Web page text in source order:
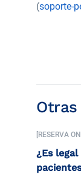
(soporte-
[RESERVA
¿Es